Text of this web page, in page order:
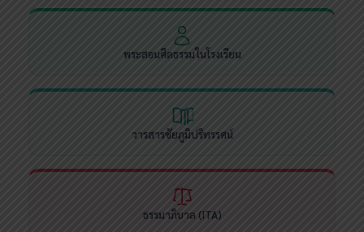
พระสอนศีลธรรมในโรงเรียน
วารสารชัยภูมิปริทรรศน์
ธรรมาภิบาล (ITA)